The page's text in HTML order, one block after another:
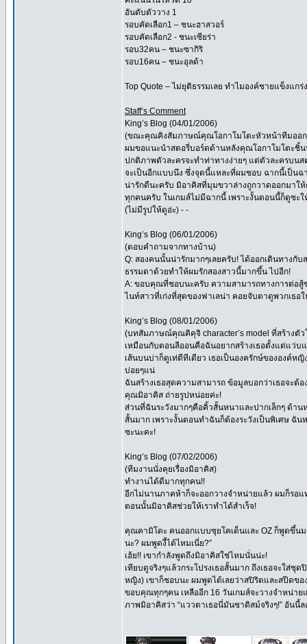
อันดับตัววาง 1
รอบคัดเลือก1 – ชนะฮาสวอร์
รอบคัดเลือก2 - ชนะเซียร่า
รอบ32คน – ชนะซากิริ
รอบ16คน – ชนะอุลด้า
Top Quote – ไม่ยุติธรรมเลย ทำไมองค์ชายแข็งแ
Staff’s Comment
King’s Blog (04/01/2006)
(ขณะคุณคิงสัมภาษณ์คุณโอกาโมโตะหัวหน้าทีมออก
ผมขอแนะนำสตอรี่บอร์ดด้านหลังคุณโอกาโมโตะชิ้น
ปกติภาพตัวละครจะทำท่าทางง่ายๆ แต่ตัวละครบน
จะเป็นอีกแบบนึง ซึ่งจุดนี้แหละที่ผมชอบ ฉากนี้เป็นฉ
น่ารักดีนะครับ มิอาคิสที่มุมขวาล่างถูกวาดออกมา
ทุกคนครับ ในเกมส์ไม่มีฉากนี้ เพราะงั้นตอนนี้ก็ดูซะใ
(ไม่มีรูปให้ดูอ่ะ) - -
King’s Blog (06/01/2006)
(ตอบคำถามจากทางบ้าน)
Q: สองคนนั้นน่ารักมากๆเลยครับ! ได้ออกเดินทางกั
ธรรมดาด้วยทำให้ผมรักสองสาวนี้มากขึ้น ไปอีก!
A: ขอบคุณที่ชอบนะครับ ความสามารถทางการต่อสู้
ไนท์สาวที่เก่งที่สุดของฟาเลน่า คอยจับตาดูพวกเธอ
King’s Blog (08/01/2006)
(บทสัมภาษณ์คุณคิคุจิ character’s model ที่สร้างตั
เหมือนกับตอนลีออนคือฉันอยากสร้างเธอตั้งแต่แว่บ
เส้นบนบ่าก็ดูเท่ดีทีเดียว เธอเป็นองครักษ์ขององค์ห
บ่อยๆแน่
ฉันสร้างเธอสุดความสามารถ ข้อมูลบอกว่าเธอจะต้
คุณมิอาคิส ถ่ายรูปหน่อยค่ะ!
ส่วนที่ฉันระวังมากๆคือคิ้วสั้นหนาและปากเล็กๆ ด้าน
สั้นมาก เพราะงั้นตอนทำฉันก็ต้องระวังเป็นพิเศษ ฉัน
ซะนะคะ!
King’s Blog (07/02/2006)
(ทีมงานนั่งคุยเรื่องมิอาคิส)
ทำงานได้ดีมากทุกคน!!
อีกไม่นานภาคห้าก็จะออกวางจำหน่ายแล้ว ผมก็รอ
ตอนนั้นมิอาคิสช่วยให้เราทำได้สำเร็จ!
คุณคามิโดะ คนออกแบบซุยโคเด็นและ OZ ก็พูดขึ้น
นะ? ผมพูดงี้ได้ไหมเนี่ย?”
เฮ้ย!! เขากำลังพูดถึงมิอาคิสใช่ไหมนั่นน่ะ!
เทียบดูจริงๆแล้วกระโปรงเธอสั้นมาก ถึงเธอจะใ
หญิง) เขาก็ชอบนะ ผมพูดได้เลยว่าสปิริตและสปีดขอ
ขอบคุณทุกๆคน เหลืออีก 16 วันเกมส์จะวางจำหน่า
ภาพมิอาคิสว่า “แววตาเธอนี่มันซาดิสม์จริงๆ!” อันนี้ล